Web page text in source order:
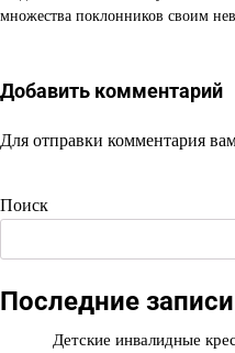
множества поклонников своим
Добавить комментарий
Для отправки комментария
Поиск
Последние записи
Детские инвалидные